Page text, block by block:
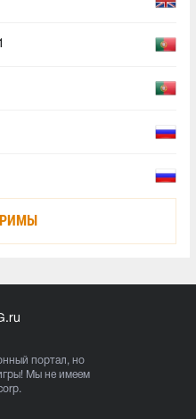
портал, но
Мы не имеем